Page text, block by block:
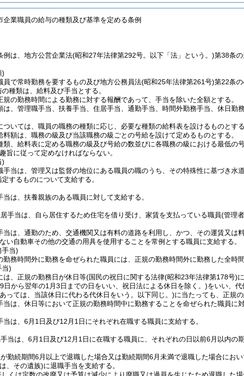
企業職員の給与の種類及び基準を定める条例
例は、地方公営企業法(昭和27年法律第292号。以下「法」という。)第38条
)
員で常時勤務を要するもの及び地方公務員法(昭和25年法律第261号)第22条
種類は、給料及び手当とする。
規の勤務時間による勤務に対する報酬であって、手当を除いた全額とする。
は、管理職手当、扶養手当、住居手当、通勤手当、時間外勤務手当、休日勤
ついては、職員の職務の種類に応じ、必要な種類の給料表を設けるものとする
料額は、職務の級及び当該職務の級ごとの号給を設けて定めるものとする。
類、給料表に定める職務の級及び号給の数並びに各職務の級における最低
旨に従って定めなければならない。
)
手当は、管理又は監督の地位にある職員の職のうち、その特殊性に基づき水
定するものについて支給する。
当は、扶養親族のある職員に対して支給する。
手当は、自ら居住するため住宅を借り受け、家賃を支払っている職員(管理
当は、通勤のため、交通機関又は有料の道路を利用し、かつ、その運賃又
い自動車その他の交通の用具を使用することを常例とする職員に支給する。
手当)
勤務時間外に勤務を命ぜられた職員には、正規の勤務時間外に勤務した全時
当)
は、正規の勤務日が休日等(国民の祝日に関する法律(昭和23年法律第178号)
日から翌年の1月3日までの日をいい、祝日法による休日を除く。)をいい、
っては、当該休日に代わる代休日をいう。以下同じ。)に当たっても、正規の
当は、休日等において正規の勤務時間中に勤務することを命ぜられた職員に
当は、6月1日及び12月1日にそれぞれ在職する職員に支給する。
当は、6月1日及び12月1日に在職する職員に、それぞれの日以前6月以内の
勤続期間6月以上で退職した場合又は勤続期間6月未満で退職した場合にお
、その遺族)に退職手当を支給する。